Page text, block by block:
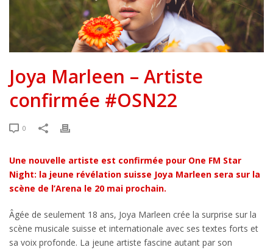
Joya Marleen – Artiste
confirmée #OSN22
0
Une nouvelle artiste est confirmée pour One FM Star
Night: la jeune révélation suisse Joya Marleen sera sur la
scène de l’Arena le 20 mai prochain.
Âgée de seulement 18 ans, Joya Marleen crée la surprise sur la
scène musicale suisse et internationale avec ses textes forts et
sa voix profonde. La jeune artiste fascine autant par son